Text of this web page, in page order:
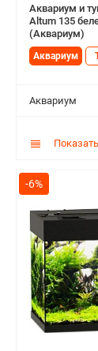
Аквариум и
Altum 135
(Аквариум)
Аквариум
Аквариум
-6%